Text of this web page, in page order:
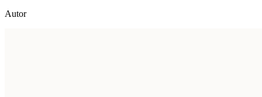
Autor